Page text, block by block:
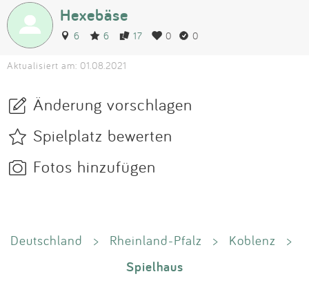
Hexebäse
6 6 17 0 0
Aktualisiert am: 01.08.2021
Änderung vorschlagen
Spielplatz bewerten
Fotos hinzufügen
Deutschland > Rheinland-Pfalz > Koblenz >
Spielhaus